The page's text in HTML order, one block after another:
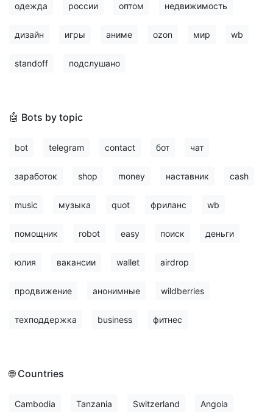
одежда россии оптом недвижимость
дизайн игры аниме ozon мир wb
standoff подслушано
🤖 Bots by topic
bot telegram contact бот чат
заработок shop money наставник cash
music музыка quot фриланс wb
помощник robot easy поиск деньги
юлия вакансии wallet airdrop
продвижение анонимные wildberries
техподдержка business фитнес
🌐 Countries
Cambodia Tanzania Switzerland Angola